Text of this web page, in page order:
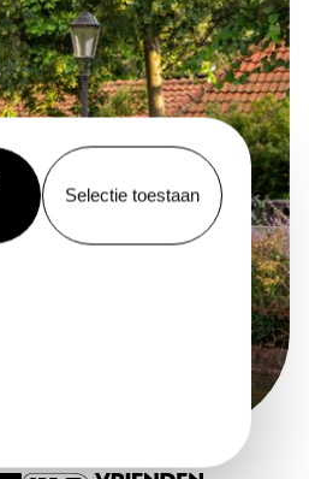
Selectie toestaan